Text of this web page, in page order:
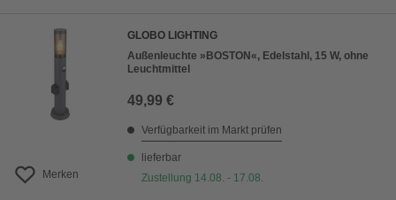
Merken
GLOBO LIGHTING
Außenleuchte »BOSTON«, Edelstahl, 15 W, ohne
Leuchtmittel
49,99 €
Verfügbarkeit im Markt prüfen
lieferbar
Zustellung 14.08. - 17.08.